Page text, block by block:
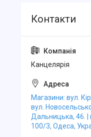
Канцелярiя
Магазини: вул.
вул.
Дальницька, 46. |
100/3, Одеса,